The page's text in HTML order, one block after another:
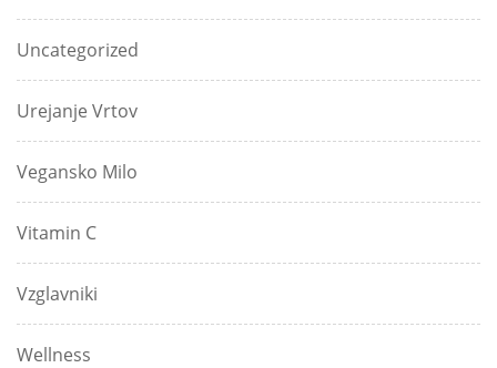
Uncategorized
Urejanje Vrtov
Vegansko Milo
Vitamin C
Vzglavniki
Wellness